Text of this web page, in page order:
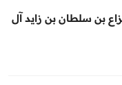
بن سلطان بن زايد آل